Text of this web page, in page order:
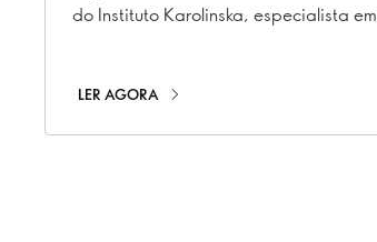
do Instituto Karolinska, especialista em
LER AGORA